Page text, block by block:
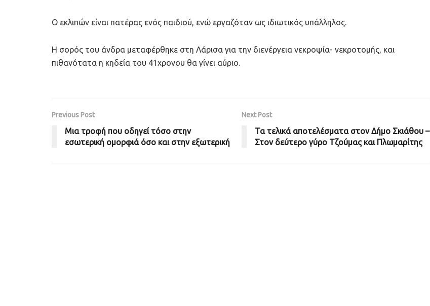
Ο εκλιπών είναι πατέρας ενός παιδιού, ενώ εργαζόταν ως ιδιωτικός υπάλληλος.
Η σορός του άνδρα μεταφέρθηκε στη Λάρισα για την διενέργεια νεκροψία- νεκροτομής, και
πιθανότατα η κηδεία του 41χρονου θα γίνει αύριο.
Previous Post
Μια τροφή που οδηγεί τόσο στην
εσωτερική ομορφιά όσο και στην εξωτερική
Next Post
Τα τελικά αποτελέσματα στον Δήμο Σκιάθου –
Στον δεύτερο γύρο Τζούμας και Πλωμαρίτης